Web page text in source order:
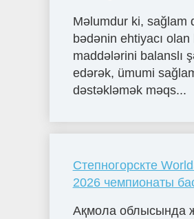
Məlumdur ki, sağlam
bədənin ehtiyacı
maddələrini balanslı
edərək, ümumi
dəstəkləmək məqs...
Степногорскте
2026 чемпионаты
Ақмола облысында